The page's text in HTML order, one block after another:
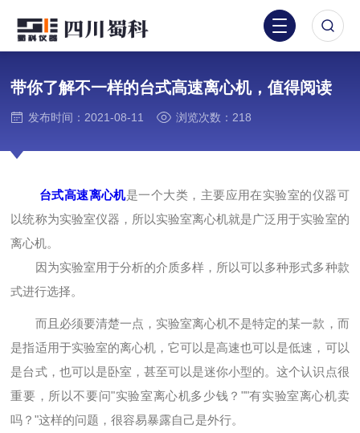
带你了解不一样的台式高速离心机，值得阅读
发布时间：2021-08-11 浏览次数：218
台式高速离心机是一个大类，主要应用在实验室的仪器可
以统称为实验室仪器，所以实验室离心机就是广泛用于实验室的
离心机。
因为实验室用于分析的介质多样，所以可以多种形式多种款
式进行选择。
而且必须要清楚一点，实验室离心机不是特定的某一款，而
是指适用于实验室的离心机，它可以是高速也可以是低速，可以
是台式，也可以是卧室，甚至可以是迷你小型的。这个认识点很
重要，所以不要问"实验室离心机多少钱？""有实验室离心机卖
吗？"这样的问题，很容易暴露自己是外行。